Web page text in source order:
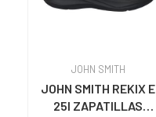
JOHN SMITH
JOHN SMITH REKIX E
25I ZAPATILLAS